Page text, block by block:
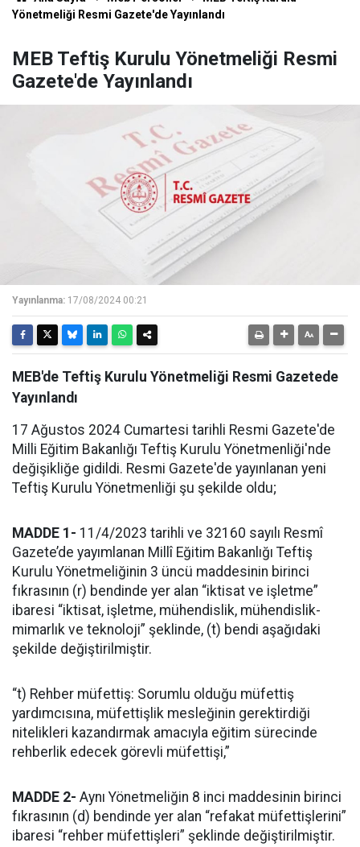
Yönetmeliği Resmi Gazete'de Yayınlandı
MEB Teftiş Kurulu Yönetmeliği Resmi
Gazete'de Yayınlandı
Yayınlanma: 17/08/2024 00:21
MEB'de Teftiş Kurulu Yönetmeliği Resmi Gazetede
Yayınlandı
17 Ağustos 2024 Cumartesi tarihli Resmi Gazete'de
Milli Eğitim Bakanlığı Teftiş Kurulu Yönetmenliği'nde
değişikliğe gidildi. Resmi Gazete'de yayınlanan yeni
Teftiş Kurulu Yönetmenliği şu şekilde oldu;
MADDE 1- 11/4/2023 tarihli ve 32160 sayılı Resmî
Gazete’de yayımlanan Millî Eğitim Bakanlığı Teftiş
Kurulu Yönetmeliğinin 3 üncü maddesinin birinci
fıkrasının (r) bendinde yer alan “iktisat ve işletme”
ibaresi “iktisat, işletme, mühendislik, mühendislik-
mimarlık ve teknoloji” şeklinde, (t) bendi aşağıdaki
şekilde değiştirilmiştir.
“t) Rehber müfettiş: Sorumlu olduğu müfettiş
yardımcısına, müfettişlik mesleğinin gerektirdiği
nitelikleri kazandırmak amacıyla eğitim sürecinde
rehberlik edecek görevli müfettişi,”
MADDE 2- Aynı Yönetmeliğin 8 inci maddesinin birinci
fıkrasının (d) bendinde yer alan “refakat müfettişlerini”
ibaresi “rehber müfettişleri” şeklinde değiştirilmiştir.